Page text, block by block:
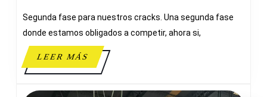
39
ALEVÍN
Segunda fase para nuestros cracks. Una segunda fase
donde estamos obligados a competir, ahora si,
LEER MÁSLEER
MÁS